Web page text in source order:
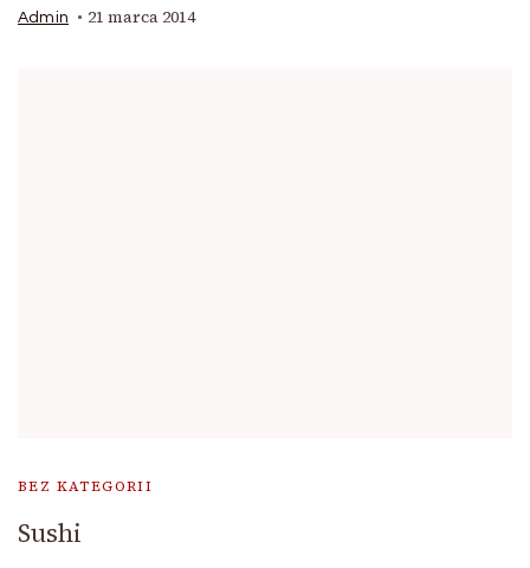
Admin 21 marca 2014
BEZ KATEGORII
Sushi